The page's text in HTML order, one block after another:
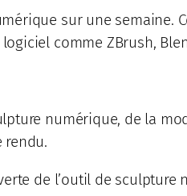
sur une semaine.
comme ZBrush,
numérique, de la
rendu.
de l’outil de sculpture